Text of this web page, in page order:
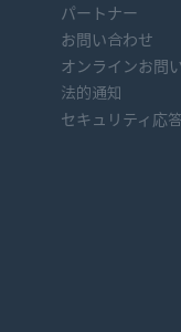
パートナー
お問い合わせ
オンラインお問
法的通知
セキュリティ応